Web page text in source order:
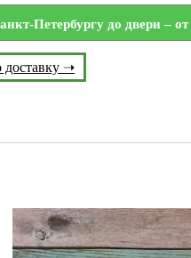
Петербургу до двери – от
доставку ➝